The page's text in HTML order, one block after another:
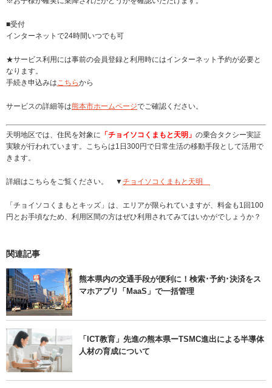
■受付
インターネットで24時間いつでも可
★サービス利用には事前の会員登録と利用時にはインターネット予約が必要と
なります。
手続き申込みはこちらから
サービスの詳細等は熊本市ホームページでご確認ください。
天明地区では、住民を対象に 「チョイソコくまもと天明」 の乗合タクシー実証
実験が行われています。こちらは1日300円で日常生活の移動手段として活用で
きます。
詳細はこちらをご覧ください。 ▼チョイソコくまもと天明
「チョイソコくまもとキッズ」は、エリアが限られていますが、料金も1回100
円とお手頃なため、利用区間の方はぜひ利用されてみてはいかがでしょうか？
関連記事
熊本県内の交通手段が便利に！検索･予約･決済をス
マホアプリ「MaaS」で一括管理
「ICT教育」先進の熊本県ーTSMC進出による半導体
人材の育成について